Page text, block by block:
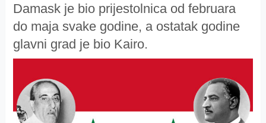
Damask je bio prijestolnica od februara
do maja svake godine, a ostatak godine
glavni grad je bio Kairo.